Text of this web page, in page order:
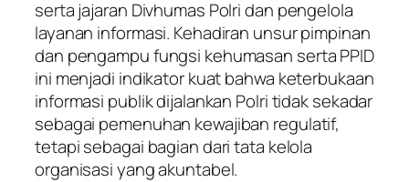
serta jajaran Divhumas Polri dan pengelola
layanan informasi. Kehadiran unsur pimpinan
dan pengampu fungsi kehumasan serta PPID
ini menjadi indikator kuat bahwa keterbukaan
informasi publik dijalankan Polri tidak sekadar
sebagai pemenuhan kewajiban regulatif,
tetapi sebagai bagian dari tata kelola
organisasi yang akuntabel.